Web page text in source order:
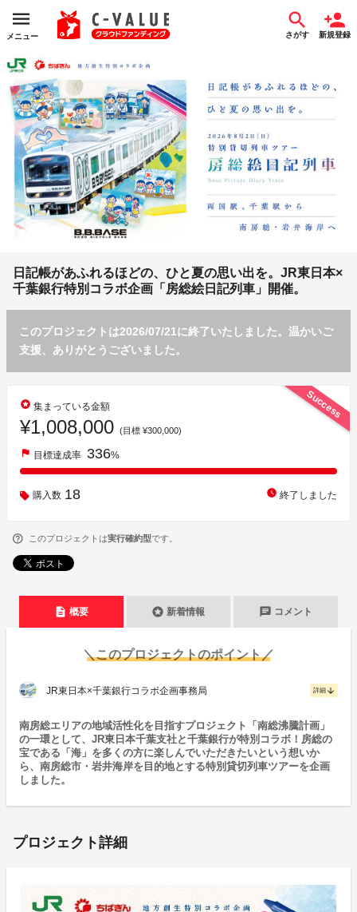
メニュー さがす 新規登録
日記帳があふれるほどの、ひと夏の思い出を。JR東日本×
千葉銀行特別コラボ企画「房総絵日記列車」開催。
このプロジェクトは2026/07/21に終了いたしました。温かいご
支援、ありがとうございました。
Success
stars 集まっている金額
¥1,008,000 (目標 ¥300,000)
flag 目標達成率 336%
購入数 18 watch_later 終了しました
このプロジェクトは実行確約型です。
description 概要 stars 新着情報 chat コメント
＼このプロジェクトのポイント／
JR東日本×千葉銀行コラボ企画事務局 詳細 arrow_downward
南房総エリアの地域活性化を目指すプロジェクト「南総沸騰計画」
の一環として、JR東日本千葉支社と千葉銀行が特別コラボ！房総の
宝である「海」を多くの方に楽しんでいただきたいという想いか
ら、南房総市・岩井海岸を目的地とする特別貸切列車ツアーを企画
しました。
プロジェクト詳細